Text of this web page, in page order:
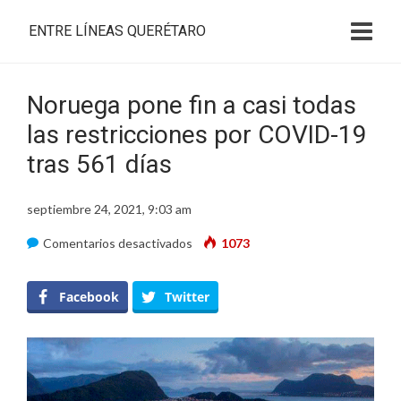
ENTRE LÍNEAS QUERÉTARO
Noruega pone fin a casi todas
las restricciones por COVID-19
tras 561 días
septiembre 24, 2021, 9:03 am
Comentarios desactivados en
pone
fin
a
casi
todas
1073
Facebook Twitter